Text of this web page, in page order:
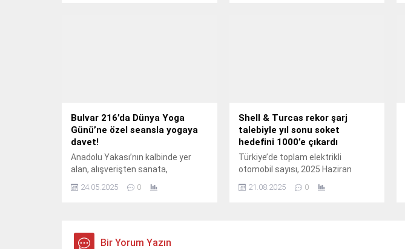
Bulvar 216’da Dünya Yoga
Günü’ne özel seansla yogaya
davet!
Anadolu Yakası’nın kalbinde yer
alan, alışverişten sanata,
kadar pek çok deneyimi bir arada
24.05.2025 0
Shell & Turcas rekor şarj
talebiyle yıl sonu soket
hedefini 1000’e çıkardı
Türkiye’de toplam elektrikli
otomobil sayısı, 2025 Haziran
kıyasla yüzde 129,8 artarken, Shell
21.08.2025 0
Bir Yorum Yazın